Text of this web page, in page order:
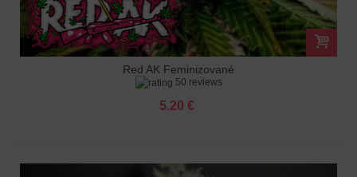
Red AK Feminizované
50 reviews
5.20 €